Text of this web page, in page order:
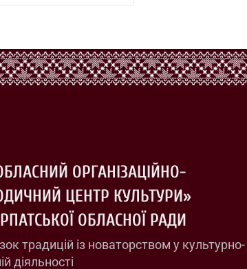
ОРГАНІЗАЦІЙНО-
ЦЕНТР КУЛЬТУРИ»
ОБЛАСНОЇ РАДИ
традицій із новаторством у культурно-
діяльності